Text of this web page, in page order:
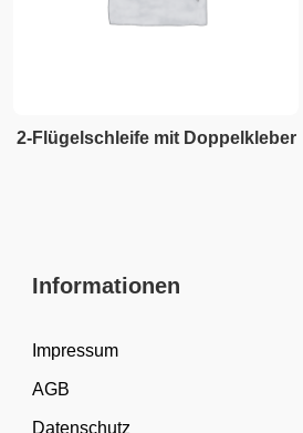
2-Flügelschleife mit Doppelkleber
Informationen
Impressum
AGB
Datenschutz